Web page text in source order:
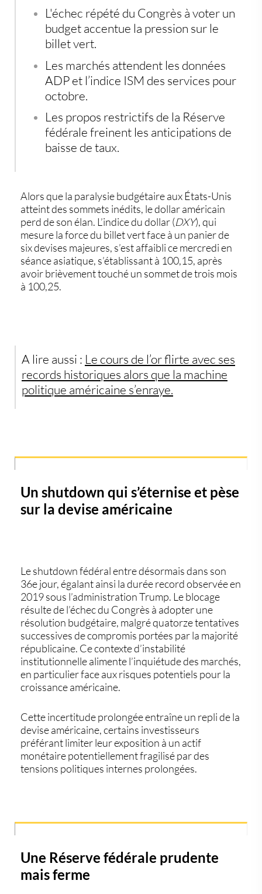
L'échec répété du Congrès à voter un
budget accentue la pression sur le
billet vert.
Les marchés attendent les données
ADP et l’indice ISM des services pour
octobre.
Les propos restrictifs de la Réserve
fédéralefreinent les anticipations de
baisse de taux.
Alors que la paralysie budgétaire aux États-Unis
atteint des sommets inédits, ledollar américain
perd de son élan. L’indice du dollar (DXY), qui
mesure la force du billet vert face à un panier de
six devises majeures, s’est affaibli ce mercredi en
séance asiatique, s’établissant à 100,15, après
avoir brièvement touché un sommet de trois mois
à 100,25.
A lire aussi : Le cours de l’or flirte avec ses
records historiques alors que la machine
politique américaine s’enraye.
Un shutdown qui s’éternise et pèse
sur la devise américaine
Leshutdown fédéralentre désormais dans son
36e jour, égalant ainsi la durée record observée en
2019 sous l’administration Trump. Le blocage
résulte de l’échec du Congrès à adopter une
résolution budgétaire, malgréquatorze tentatives
successives de compromis portées par la majorité
républicaine. Ce contexte d’instabilité
institutionnelle alimente l’inquiétude des marchés,
en particulier face aux risques potentiels pour la
croissance américaine.
Cette incertitude prolongée entraîne un repli de la
devise américaine, certains investisseurs
préférant limiter leur exposition à un actif
monétaire potentiellement fragilisé par des
tensions politiques internes prolongées.
Une Réserve fédérale prudente
mais ferme